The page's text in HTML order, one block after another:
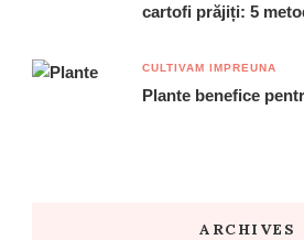
cartofi prăjiți: 5
CULTIVAM IMPREUNA
Plante benefice
ARCHIVES